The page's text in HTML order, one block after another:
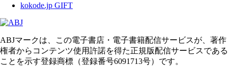
kokode.jp GIFT
ABJマークは、この電子書店・電子書籍配信サービスが、著作
権者からコンテンツ使用許諾を得た正規版配信サービスである
ことを示す登録商標（登録番号6091713号）です。